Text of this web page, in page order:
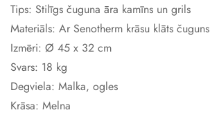
Tips: Stilīgs čuguna āra kamīns un grils
Materiāls: Ar Senotherm krāsu klāts čuguns
Izmēri: Ø 45 x 32 cm
Svars: 18 kg
Degviela: Malka, ogles
Krāsa: Melna